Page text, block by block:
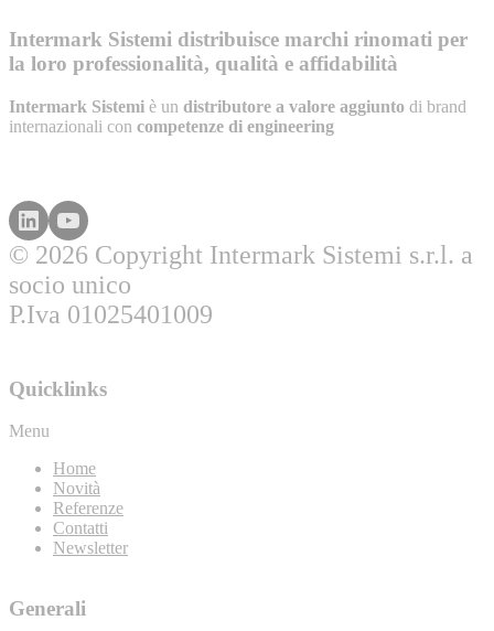
Intermark Sistemi distribuisce marchi rinomati per
la loro professionalità, qualità e affidabilità
Intermark Sistemi è un distributore a valore aggiunto di brand
internazionali con competenze di engineering
© 2026 Copyright Intermark Sistemi s.r.l. a
socio unico
P.Iva 01025401009
Quicklinks
Menu
Home
Novità
Referenze
Contatti
Newsletter
Generali